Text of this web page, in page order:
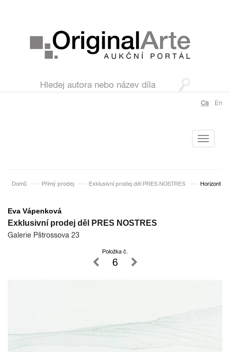
Cs En
Toggle
Domů Přímý prodej Exklusivní prodej děl PRES NOSTRES Horizont
Eva Vápenková
Exklusivní prodej děl PRES NOSTRES
Galerie Pštrossova 23
Položka č.
6